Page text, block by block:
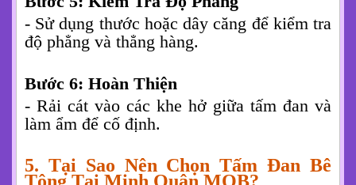
- Sử dụng thước hoặc dây căng để kiểm tra
độ phẳng và thẳng hàng.
Bước 6: Hoàn Thiện
- Rải cát vào các khe hở giữa tấm đan và
làm ẩm để cố định.
5. Tại Sao Nên Chọn Tấm Đan Bê
Tông Tại Minh Quân MQB?